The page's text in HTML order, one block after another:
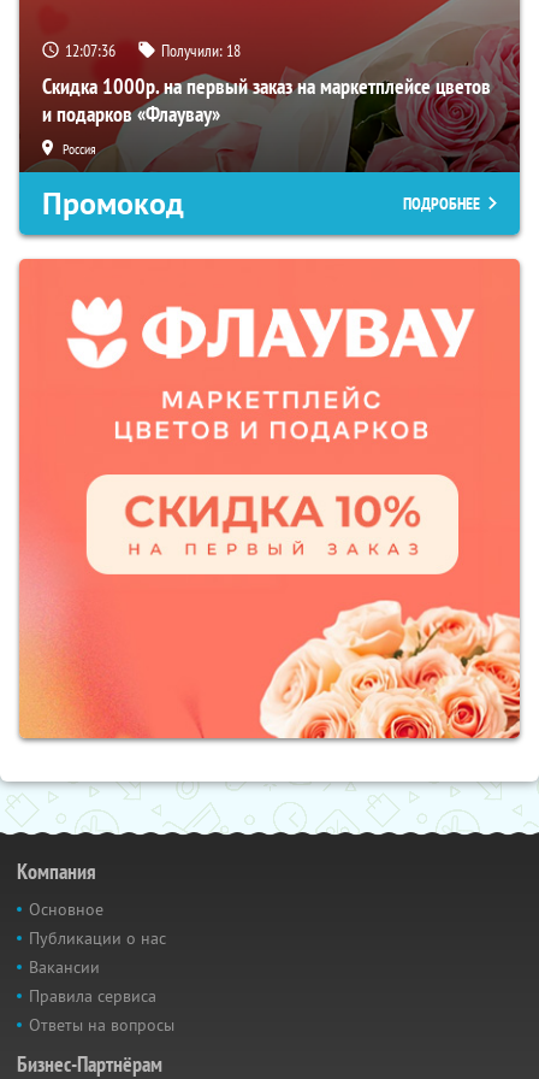
12:07:35 Получили: 18
Скидка 1000р. на первый заказ на маркетплейсе цветов
и подарков «Флаувау»
Россия
Промокод ПОДРОБНЕЕ
Компания
Основное
Публикации о нас
Вакансии
Правила сервиса
Ответы на вопросы
Бизнес-Партнёрам